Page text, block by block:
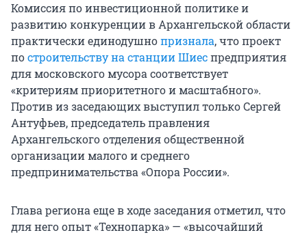
Комиссия по инвестиционной политике и
развитию конкуренции в Архангельской области
практически единодушнопризнала, что проект
построительству на станции Шиеспредприятия
для московского мусора соответствует
«критериям приоритетного и масштабного».
Против из заседающих выступил только Сергей
Антуфьев, председатель правления
Архангельского отделения общественной
организации малого и среднего
предпринимательства «Опора России».
Глава региона еще в ходе заседания отметил, что
для него опыт «Технопарка» — «высочайший